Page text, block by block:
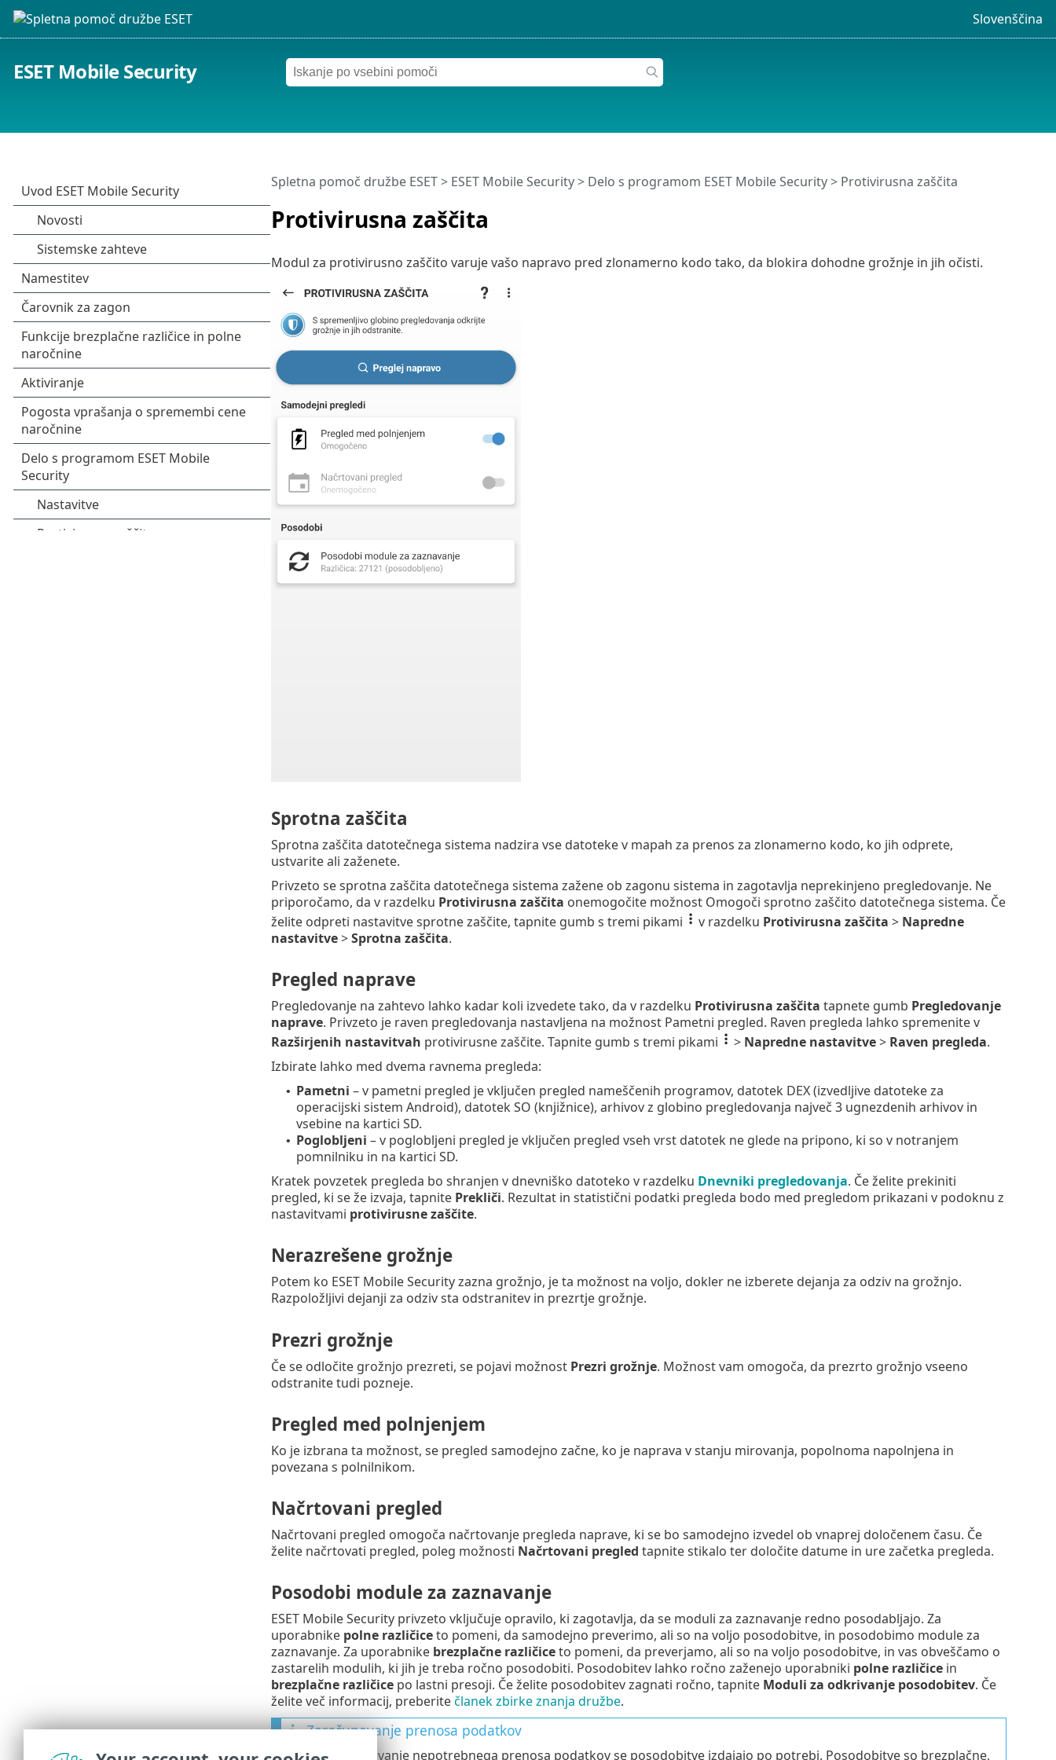
Slovenščina
ESET Mobile Security
Protivirusna zaščita
Spletna pomoč družbe ESET> ESET Mobile Security> Delo s programom ESET Mobile Security > Protivirusna zaščita
Modul za protivirusno zaščito varuje vašo napravo pred zlonamerno kodo tako, da blokira dohodne grožnje in jih očisti.
Sprotna zaščita
Sprotna zaščita datotečnega sistema nadzira vse datoteke v mapah za prenos za zlonamerno kodo, ko jih odprete,
ustvarite ali zaženete.
Privzeto se sprotna zaščita datotečnega sistema zažene ob zagonu sistema in zagotavlja neprekinjeno pregledovanje. Ne
priporočamo, da v razdelku Protivirusna zaščita onemogočite možnost Omogoči sprotno zaščito datotečnega sistema. Če
želite odpreti nastavitve sprotne zaščite, tapnite gumb s tremi pikami
v razdelku Protivirusna zaščita > Napredne
nastavitve>Sprotna zaščita.
Pregled naprave
Pregledovanje na zahtevo lahko kadar koli izvedete tako, da v razdelku Protivirusna zaščita tapnete gumb Pregledovanje
naprave. Privzeto je raven pregledovanja nastavljena na možnost Pametni pregled. Raven pregleda lahko spremenite v
Razširjenih nastavitvah protivirusne zaščite. Tapnite gumb s tremi pikami > Napredne nastavitve> Raven pregleda.
Izbirate lahko med dvema ravnema pregleda:
• Pametni – v pametni pregled je vključen pregled nameščenih programov, datotek DEX (izvedljive datoteke za
operacijski sistem Android), datotek SO (knjižnice), arhivov z globino pregledovanja največ 3 ugnezdenih arhivov in
vsebine na kartici SD.
• Poglobljeni – v poglobljeni pregled je vključen pregled vseh vrst datotek ne glede na pripono, ki so v notranjem
pomnilniku in na kartici SD.
Kratek povzetek pregleda bo shranjen v dnevniško datoteko v razdelku Dnevniki pregledovanja. Če želite prekiniti
pregled, ki se že izvaja, tapnite Prekliči. Rezultat in statistični podatki pregleda bodo med pregledom prikazani v podoknu z
nastavitvami protivirusne zaščite.
Nerazrešene grožnje
Potem ko ESET Mobile Security zazna grožnjo, je ta možnost na voljo, dokler ne izberete dejanja za odziv na grožnjo.
Razpoložljivi dejanji za odziv sta odstranitev in prezrtje grožnje.
Prezri grožnje
Če se odločite grožnjo prezreti, se pojavi možnost Prezri grožnje. Možnost vam omogoča, da prezrto grožnjo vseeno
odstranite tudi pozneje.
Pregled med polnjenjem
Ko je izbrana ta možnost, se pregled samodejno začne, ko je naprava v stanju mirovanja, popolnoma napolnjena in
povezana s polnilnikom.
Načrtovani pregled
Načrtovani pregled omogoča načrtovanje pregleda naprave, ki se bo samodejno izvedel ob vnaprej določenem času. Če
želite načrtovati pregled, poleg možnosti Načrtovani pregled tapnite stikalo ter določite datume in ure začetka pregleda.
Posodobi module za zaznavanje
ESET Mobile Security privzeto vključuje opravilo, ki zagotavlja, da se moduli za zaznavanje redno posodabljajo. Za
uporabnike polne različiceto pomeni, da samodejno preverimo, ali so na voljo posodobitve, in posodobimo module za
zaznavanje. Za uporabnike brezplačne različiceto pomeni, da preverjamo, ali so na voljo posodobitve, in vas obveščamo o
zastarelih modulih, ki jih je treba ročno posodobiti. Posodobitev lahko ročno zaženejo uporabniki polne različicein
brezplačne različicepo lastni presoji. Če želite posodobitev zagnati ročno, tapnite Moduli za odkrivanje posodobitev. Če
želite več informacij, preberitečlanek zbirke znanja družbe.
Zaračunavanje prenosa podatkov
Za preprečevanje nepotrebnega prenosa podatkov se posodobitve izdajajo po potrebi. Posodobitve so brezplačne,